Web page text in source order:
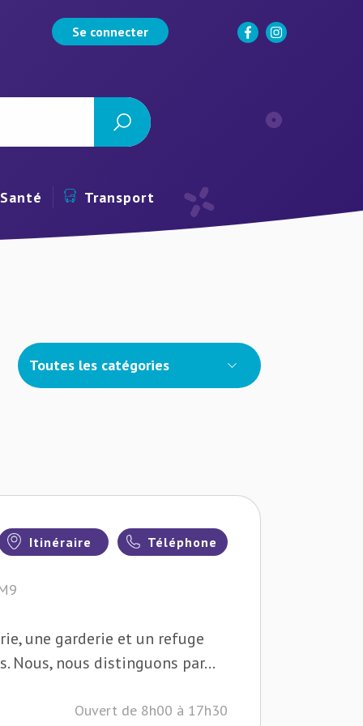
Se connecter
Santé Transport
Toutes les catégories
Téléphone
Itinéraire
une garderie et un refuge
Nous, nous distinguons par...
Ouvert de 8h00 à 17h30